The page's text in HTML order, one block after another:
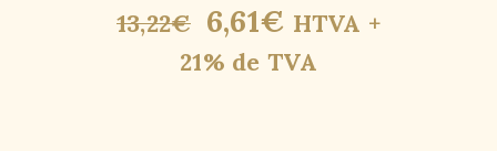
13,22€ 6,61€ HTVA +
21% de TVA